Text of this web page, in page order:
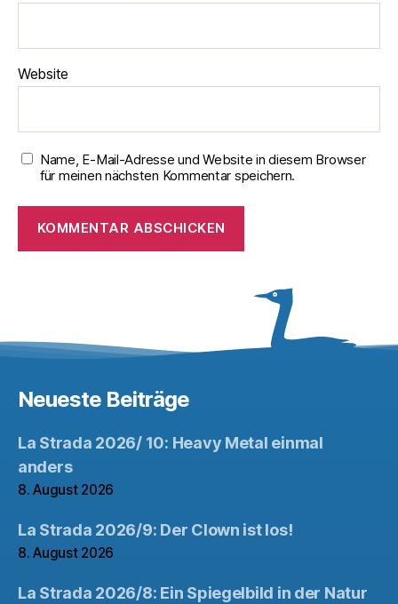
Website
Name, E-Mail-Adresse und Website in diesem Browser
für meinen nächsten Kommentar speichern.
Neueste Beiträge
La Strada 2026/ 10: Heavy Metal einmal
anders
8. August 2026
La Strada 2026/9: Der Clown ist los!
8. August 2026
La Strada 2026/8: Ein Spiegelbild in der Natur